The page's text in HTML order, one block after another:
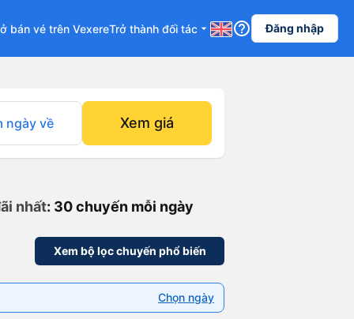
bán vé trên VexereTrở thành đối tác arrow_drop_down help_outline Đăng nhập
ngày về Xem giá
nhất: 30 chuyến mỗi ngày
Xem bộ lọc chuyến phổ biến
Chọn ngày